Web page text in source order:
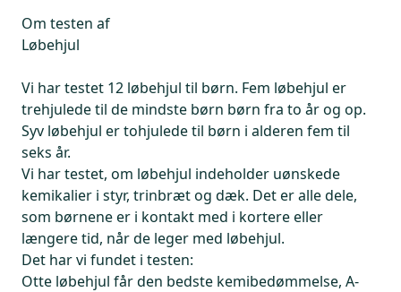
Om testen af
Løbehjul
Vi har testet 12 løbehjul til børn. Fem løbehjul er
trehjulede til de mindste børn børn fra to år og op.
Syv løbehjul er tohjulede til børn i alderen fem til
seks år.
Vi har testet, om løbehjul indeholder uønskede
kemikalier i styr, trinbræt og dæk. Det er alle dele,
som børnene er i kontakt med i kortere eller
længere tid, når de leger med løbehjul.
Det har vi fundet i testen:
Otte løbehjul får den bedste kemibedømmelse, A-